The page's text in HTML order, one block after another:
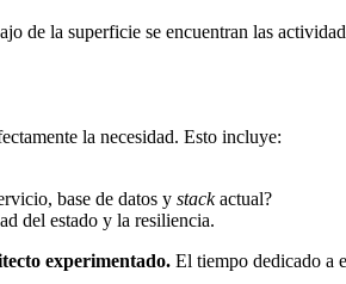
de la superficie se encuentran las
la necesidad. Esto incluye:
base de datos y stackactual?
del estado y la resiliencia.
experimentado. El tiempo dedicado a